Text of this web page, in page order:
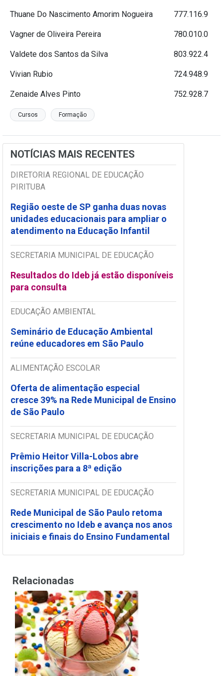
Thuane Do Nascimento Amorim Nogueira 777.116.9
Vagner de Oliveira Pereira 780.010.0
Valdete dos Santos da Silva 803.922.4
Vivian Rubio 724.948.9
Zenaide Alves Pinto 752.928.7
Cursos Formação
NOTÍCIAS MAIS RECENTES
DIRETORIA REGIONAL DE EDUCAÇÃO
PIRITUBA
Região oeste de SP ganha duas novas
unidades educacionais para ampliar o
atendimento na Educação Infantil
SECRETARIA MUNICIPAL DE EDUCAÇÃO
Resultados do Ideb já estão disponíveis
para consulta
EDUCAÇÃO AMBIENTAL
Seminário de Educação Ambiental
reúne educadores em São Paulo
ALIMENTAÇÃO ESCOLAR
Oferta de alimentação especial
cresce 39% na Rede Municipal de Ensino
de São Paulo
SECRETARIA MUNICIPAL DE EDUCAÇÃO
Prêmio Heitor Villa-Lobos abre
inscrições para a 8ª edição
SECRETARIA MUNICIPAL DE EDUCAÇÃO
Rede Municipal de São Paulo retoma
crescimento no Ideb e avança nos anos
iniciais e finais do Ensino Fundamental
Relacionadas